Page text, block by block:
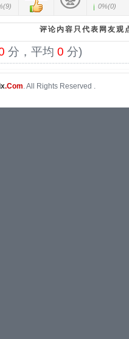
(9) 0%(0)
评论内容只代表网友观
分，平均 0 分)
.Com. All Rights Reserved .